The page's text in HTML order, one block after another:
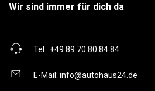
Wir sind immer für dich da
Tel.: +49 89 70 80 84 84
E-Mail: info@autohaus24.de